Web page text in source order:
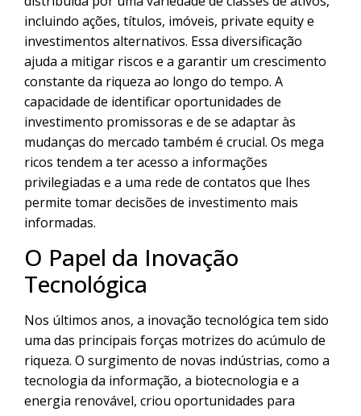
incluindo ações, títulos, imóveis, private equity e
investimentos alternativos. Essa diversificação
ajuda a mitigar riscos e a garantir um crescimento
constante da riqueza ao longo do tempo. A
capacidade de identificar oportunidades de
investimento promissoras e de se adaptar às
mudanças do mercado também é crucial. Os mega
ricos tendem a ter acesso a informações
privilegiadas e a uma rede de contatos que lhes
permite tomar decisões de investimento mais
informadas.
O Papel da Inovação
Tecnológica
Nos últimos anos, a inovação tecnológica tem sido
uma das principais forças motrizes do acúmulo de
riqueza. O surgimento de novas indústrias, como a
tecnologia da informação, a biotecnologia e a
energia renovável, criou oportunidades para